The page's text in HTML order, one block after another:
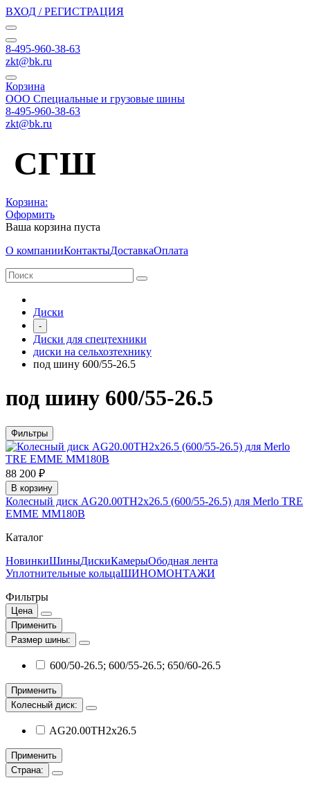
ВХОД / РЕГИСТРАЦИЯ
8-495-960-38-63
zkt@bk.ru
Корзина
ООО Специальные и грузовые шины
8-495-960-38-63
zkt@bk.ru
СГШ
Корзина:
Оформить
Ваша корзина пуста
О компанииКонтактыДоставкаОплата
Диски
-
Диски для спецтехники
диски на сельхозтехнику
под шину 600/55-26.5
под шину 600/55-26.5
Фильтры
88 200 ₽
В корзину
Колесный диск AG20.00TH2x26.5 (600/55-26.5) для Merlo TRE
EMME MM180B
Каталог
НовинкиШиныДискиКамерыОбодная лента
Уплотнительные кольцаШИНОМОНТАЖИ
Фильтры
Цена
Применить
Размер шины:
600/50-26.5; 600/55-26.5; 650/60-26.5
Применить
Колесный диск:
AG20.00TH2x26.5
Применить
Страна: